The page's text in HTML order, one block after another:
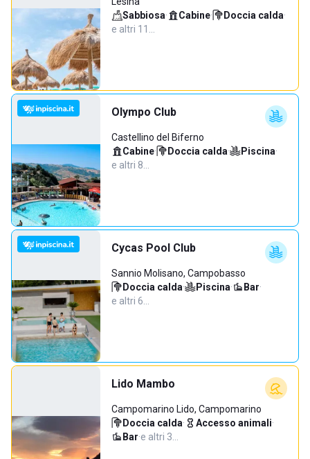
Sabbiosa· Cabine· Doccia calda·
e altri 11…
Olympo Club
Castellino del Biferno
Cabine· Doccia calda· Piscina·
e altri 8…
Cycas Pool Club
Sannio Molisano, Campobasso
Doccia calda· Piscina· Bar·
e altri 6…
Lido Mambo
Campomarino Lido, Campomarino
Doccia calda· Accesso animali·
Bar·e altri 3…